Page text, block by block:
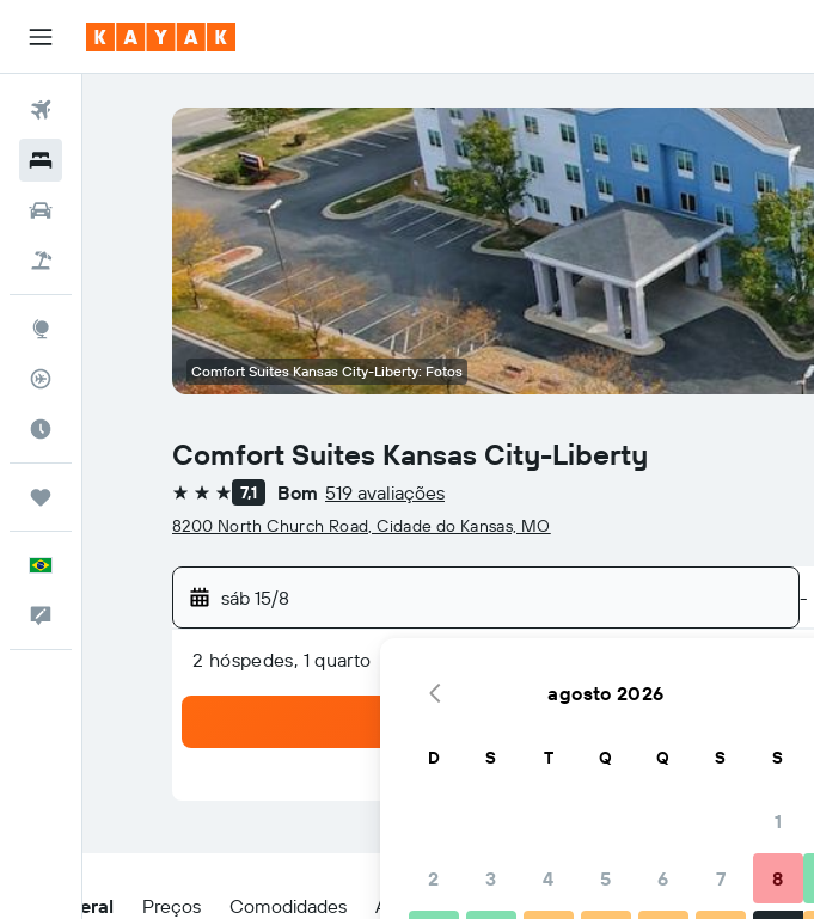
Rastreador de voos
Comentários
Comfort Suites Kansas City-Liberty
3 estrelas7,1 Bom 519 avaliações
8200 North Church Road, Cidade do Kansas, MO
sáb 15/8 -
2 hóspedes, 1 quarto
Comfort Suites Kansas City-Liberty: Fotos
Visão geral Preços Comodidades Avaliações Local Dicas e perguntas frequentes
agosto 2026
D S T Q Q S S
1
2 3 4 5 6 7 8